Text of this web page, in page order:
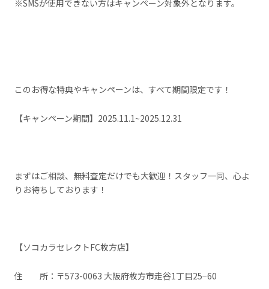
※SMSが使用できない方はキャンペーン対象外となります。
このお得な特典やキャンペーンは、すべて期間限定です！
【キャンペーン期間】2025.11.1~2025.12.31
まずはご相談、無料査定だけでも大歓迎！スタッフ一同、心よ
りお待ちしております！
【ソコカラセレクトFC枚方店】
住 所：〒573-0063 大阪府枚方市走谷1丁目25−60